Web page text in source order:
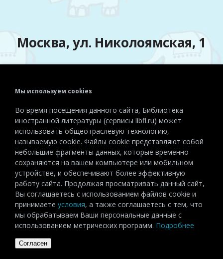
Москва, ул. Николоямская, 1
+7 (495) 915-72-81
Эл. почта:detiinostranki@libfl.ru
Мы используем cookies
Во время посещения данного сайта, Библиотека
иностранной литературы (сервисы libfl.ru) может
использовать общеотраслевую технологию,
называемую cookie. Файлы cookie представляют собой
небольшие фрагменты данных, которые временно
сохраняются на вашем компьютере или мобильном
устройстве, и обеспечивают более эффективную
работу сайта. Продолжая просматривать данный сайт,
Вы соглашаетесь с использованием файлов cookie и
принимаете условия, а также соглашаетесь с тем, что
мы обрабатываем Ваши персональные данные с
использованием метрических программ. Подробнее
Согласен